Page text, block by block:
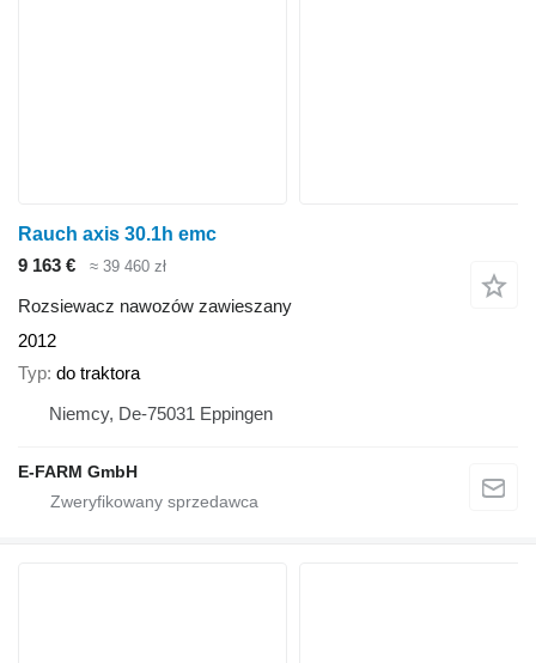
Rauch axis 30.1h emc
9 163 €
≈ 39 460 zł
Rozsiewacz nawozów zawieszany
2012
Typ do traktora
Niemcy, De-75031 Eppingen
E-FARM GmbH